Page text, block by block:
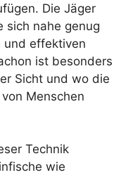
Die Jäger
sich nahe genug
und effektiven
ist besonders
Sicht und wo die
Menschen
Technik
wie